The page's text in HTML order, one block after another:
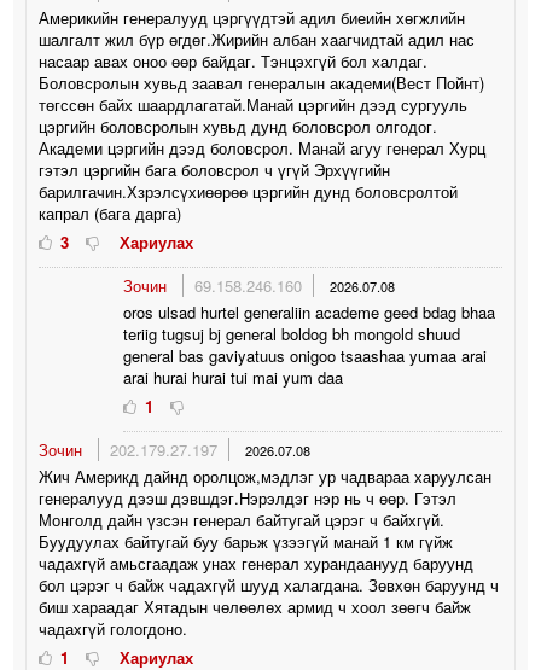
Америкийн генералууд цэргүүдтэй адил биеийн хөгжлийн
шалгалт жил бүр өгдөг.Жирийн албан хаагчидтай адил нас
насаар авах оноо өөр байдаг. Тэнцэхгүй бол халдаг.
Боловсролын хувьд заавал генералын академи(Вест Пойнт)
төгссөн байх шаардлагатай.Манай цэргийн дээд сургууль
цэргийн боловсролын хувьд дунд боловсрол олгодог.
Академи цэргийн дээд боловсрол. Манай агуу генерал Хурц
гэтэл цэргийн бага боловсрол ч үгүй Эрхүүгийн
барилгачин.Хзрэлсүхиөөрөө цэргийн дунд боловсролтой
капрал (бага дарга)
3
Хариулах
Зочин
69.158.246.160 2026.07.08
oros ulsad hurtel generaliin academe geed bdag bhaa
teriig tugsuj bj general boldog bh mongold shuud
general bas gaviyatuus onigoo tsaashaa yumaa arai
arai hurai hurai tui mai yum daa
1
Зочин
202.179.27.197 2026.07.08
Жич Америкд дайнд оролцож,мэдлэг ур чадвараа харуулсан
генералууд дээш дэвшдэг.Нэрэлдэг нэр нь ч өөр. Гэтэл
Монголд дайн үзсэн генерал байтугай цэрэг ч байхгүй.
Буудуулах байтугай буу барьж үзээгүй манай 1 км гүйж
чадахгүй амьсгаадаж унах генерал хурандаанууд баруунд
бол цэрэг ч байж чадахгүй шууд халагдана. Зөвхөн баруунд ч
биш хараадаг Хятадын чөлөөлөх армид ч хоол зөөгч байж
чадахгүй гологдоно.
1
Хариулах